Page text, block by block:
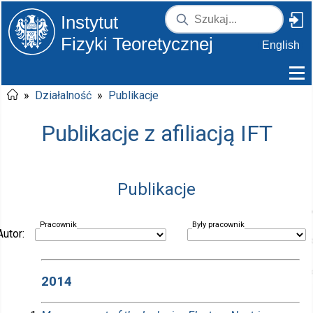
Instytut
Fizyki Teoretycznej
English
» Działalność » Publikacje
Publikacje z afiliacją IFT
Publikacje
Pracownik Były pracownik
2014